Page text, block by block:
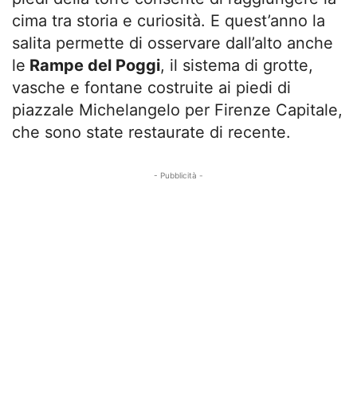
cima tra storia e curiosità. E quest’anno la
salita permette di osservare dall’alto anche
le Rampe del Poggi, il sistema di grotte,
vasche e fontane costruite ai piedi di
piazzale Michelangelo per Firenze Capitale,
che sono state restaurate di recente.
- Pubblicità -